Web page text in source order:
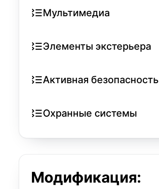
Мультимедиа
Элементы экстерьера
Активная безопасность
Охранные системы
Модификация: